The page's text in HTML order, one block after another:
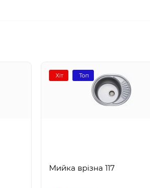
Хіт Топ
Мийка врізна 117